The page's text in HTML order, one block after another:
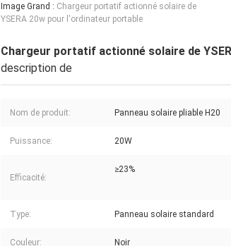
Image Grand : Chargeur portatif actionné solaire de
YSERA 20w pour l'ordinateur portable
Chargeur portatif actionné solaire de
description de
Nom de produit: Panneau solaire pliable H20
Puissance: 20W
Efficacité:
≥23%
Type: Panneau solaire standard
Couleur: Noir